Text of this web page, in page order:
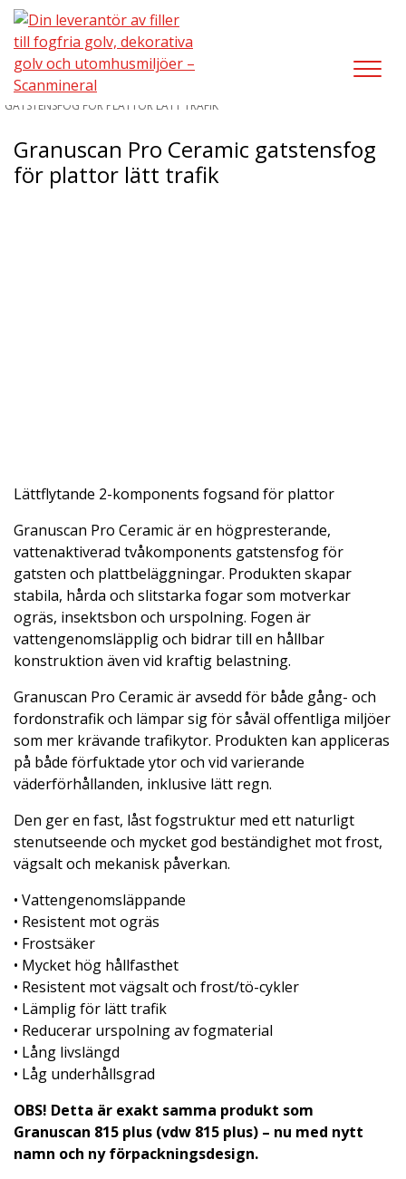
UTOMHUSMILJÖ/GATSTENSFOG
GATSTENSFOG FÖR PLATTOR LÄTT TRAFIK
Granuscan Pro Ceramic gatstensfog
för plattor lätt trafik
Lättflytande 2-komponents fogsand för plattor
Granuscan Pro Ceramic är en högpresterande,
vattenaktiverad tvåkomponents gatstensfog för
gatsten och plattbeläggningar. Produkten skapar
stabila, hårda och slitstarka fogar som motverkar
ogräs, insektsbon och urspolning. Fogen är
vattengenomsläpplig och bidrar till en hållbar
konstruktion även vid kraftig belastning.
Granuscan Pro Ceramic är avsedd för både gång- och
fordonstrafik och lämpar sig för såväl offentliga miljöer
som mer krävande trafikytor. Produkten kan appliceras
på både förfuktade ytor och vid varierande
väderförhållanden, inklusive lätt regn.
Den ger en fast, låst fogstruktur med ett naturligt
stenutseende och mycket god beständighet mot frost,
vägsalt och mekanisk påverkan.
• Vattengenomsläppande
• Resistent mot ogräs
• Frostsäker
• Mycket hög hållfasthet
• Resistent mot vägsalt och frost/tö-cykler
• Lämplig för lätt trafik
• Reducerar urspolning av fogmaterial
• Lång livslängd
• Låg underhållsgrad
OBS! Detta är exakt samma produkt som
Granuscan 815 plus (vdw 815 plus) – nu med nytt
namn och ny förpackningsdesign.